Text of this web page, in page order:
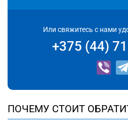
Или свяжитесь с нами
+375 (44)
ПОЧЕМУ СТОИТ